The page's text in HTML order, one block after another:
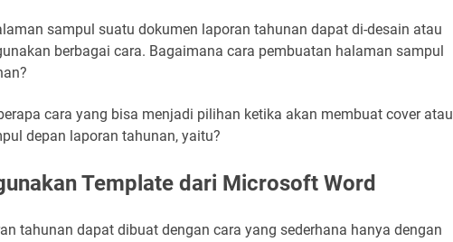
sampul suatu dokumen laporan tahunan dapat di-desain atau
berbagai cara. Bagaimana cara pembuatan halaman sampul
cara yang bisa menjadi pilihan ketika akan membuat cover atau
depan laporan tahunan, yaitu?
Template dari Microsoft Word
tahunan dapat dibuat dengan cara yang sederhana hanya dengan